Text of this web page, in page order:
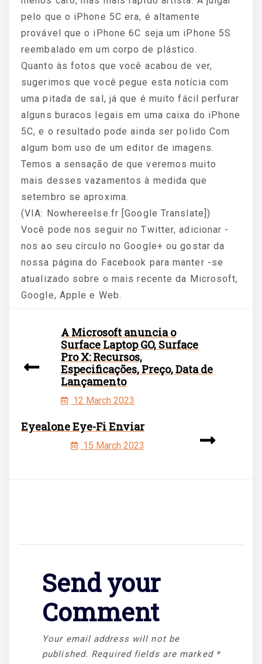
pelo que o iPhone 5C era, é altamente
provável que o iPhone 6C seja um iPhone 5S
reembalado em um corpo de plástico.
Quanto às fotos que você acabou de ver,
sugerimos que você pegue esta notícia com
uma pitada de sal, já que é muito fácil perfurar
alguns buracos legais em uma caixa do iPhone
5C, e o resultado pode ainda ser polido Com
algum bom uso de um editor de imagens.
Temos a sensação de que veremos muito
mais desses vazamentos à medida que
setembro se aproxima.
(VIA: Nowhereelse.fr [Google Translate])
Você pode nos seguir no Twitter, adicionar -
nos ao seu círculo no Google+ ou gostar da
nossa página do Facebook para manter -se
atualizado sobre o mais recente da Microsoft,
Google, Apple e Web.
A Microsoft anuncia o
Surface Laptop GO, Surface
Pro X: Recursos,
Especificações, Preço, Data de
Lançamento
12 March 2023
Eyealone Eye-Fi Enviar
15 March 2023
Send your
Comment
Your email address will not be
published. Required fields are marked *